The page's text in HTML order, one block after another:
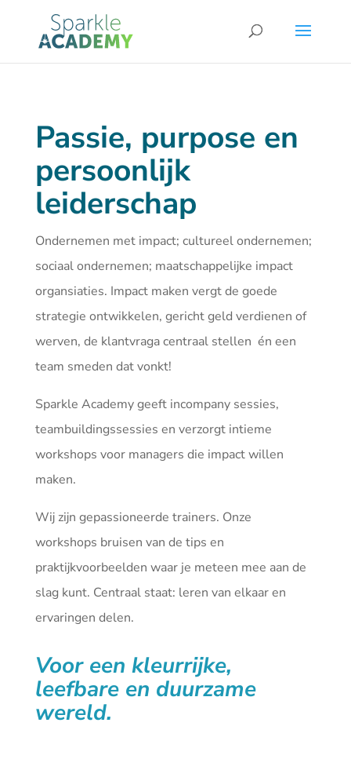
Passie, purpose en
persoonlijk
leiderschap
Ondernemen met impact; cultureel ondernemen;
sociaal ondernemen; maatschappelijke impact
organsiaties. Impact maken vergt de goede
strategie ontwikkelen, gericht geld verdienen of
werven, de klantvraga centraal stellen én een
team smeden dat vonkt!
Sparkle Academy geeft incompany sessies,
teambuildingssessies en verzorgt intieme
workshops voor managers die impact willen
maken.
Wij zijn gepassioneerde trainers. Onze
workshops bruisen van de tips en
praktijkvoorbeelden waar je meteen mee aan de
slag kunt. Centraal staat: leren van elkaar en
ervaringen delen.
Voor een kleurrijke,
leefbare en duurzame
wereld.